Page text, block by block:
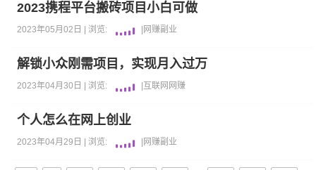
2023携程平台搬砖项目小白可做
2023年05月02日 | 浏览: 网赚副业
解锁小众刚需项目，实现月入过万
2023年04月30日 | 浏览: 互联网 网赚
个人怎么在网上创业
2023年04月29日 | 浏览: 网赚副业